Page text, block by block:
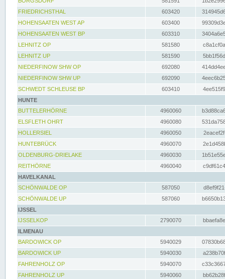
FRIEDRICHSTHAL
603420
HOHENSAATEN WEST AP
603400
HOHENSAATEN WEST BP
603310
LEHNITZ OP
581580
LEHNITZ UP
581590
NIEDERFINOW SHW OP
692080
NIEDERFINOW SHW UP
692090
SCHWEDT SCHLEUSE BP
603410
HUNTE
BUTTELERHÖRNE
4960060
ELSFLETH OHRT
4960080
HOLLERSIEL
4960050
HUNTEBRÜCK
4960070
OLDENBURG-DRIELAKE
4960030
REITHÖRNE
4960040
HAVELKANAL
SCHÖNWALDE OP
587050
SCHÖNWALDE UP
587060
IJSSEL
IJSSELKOP
2790070
ILMENAU
BARDOWICK OP
5940029
BARDOWICK UP
5940030
FAHRENHOLZ OP
5940070
FAHRENHOLZ UP
5940060